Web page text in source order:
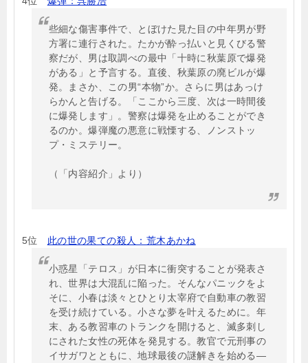
些細な傷害事件で、とぼけた見た目の中年男が野
方署に連行された。たかが酔っ払いと見くびる警
察だが、男は取調べの最中「十時に秋葉原で爆発
がある」と予言する。直後、秋葉原の廃ビルが爆
発。まさか、この男“本物”か。さらに男はあっけ
らかんと告げる。「ここから三度、次は一時間後
に爆発します」。警察は爆発を止めることができ
るのか。爆弾魔の悪意に戦慄する、ノンストッ
プ・ミステリー。
（「内容紹介」より）
5位 此の世の果ての殺人：荒木あかね
小惑星「テロス」が日本に衝突することが発表さ
れ、世界は大混乱に陥った。そんなパニックをよ
そに、小春は淡々とひとり太宰府で自動車の教習
を受け続けている。小さな夢を叶えるために。年
末、ある教習車のトランクを開けると、滅多刺し
にされた女性の死体を発見する。教官で元刑事の
イサガワとともに、地球最後の謎解きを始める―